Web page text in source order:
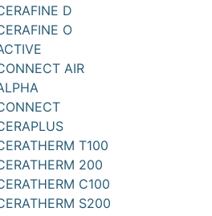
D
O
AIR
T100
200
C100
S200